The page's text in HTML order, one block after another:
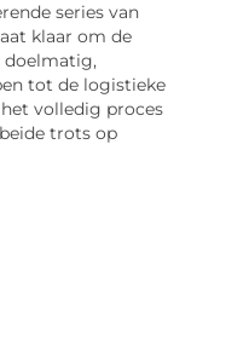
series van
klaar om de
doelmatig,
tot de logistieke
volledig proces
trots op